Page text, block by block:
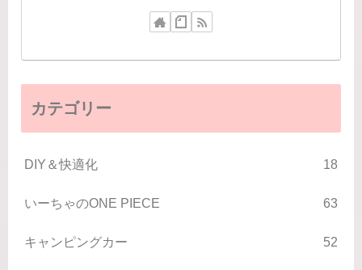
カテゴリー
DIY＆快適化 18
いーちゃのONE PIECE 63
キャンピングカー 52